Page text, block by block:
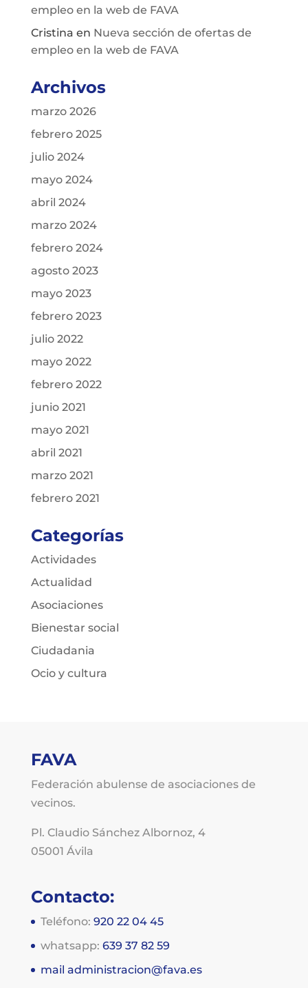
empleo en la web de FAVA
Cristina en Nueva sección de ofertas de
empleo en la web de FAVA
Archivos
marzo 2026
febrero 2025
julio 2024
mayo 2024
abril 2024
marzo 2024
febrero 2024
agosto 2023
mayo 2023
febrero 2023
julio 2022
mayo 2022
febrero 2022
junio 2021
mayo 2021
abril 2021
marzo 2021
febrero 2021
Categorías
Actividades
Actualidad
Asociaciones
Bienestar social
Ciudadania
Ocio y cultura
FAVA
Federación abulense de asociaciones de
vecinos.
Pl. Claudio Sánchez Albornoz, 4
05001 Ávila
Contacto:
Teléfono: 920 22 04 45
whatsapp: 639 37 82 59
mail administracion@fava.es